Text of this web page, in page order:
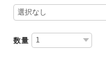
数量